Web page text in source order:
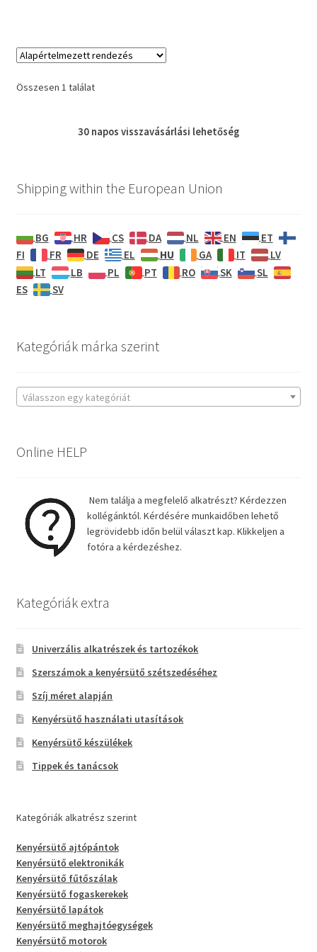
Összesen 1 találat
30 napos visszavásárlási lehetőség
Shipping within the European Union
BG HR CS DA NL EN
ET
FI
FR DE EL HU GA IT
LV
LT
LB PL PT RO SK
SL
ES
SV
Kategóriák márka szerint
Válasszon egy kategóriát
Online HELP
Nem találja a megfelelő alkatrészt? Kérdezzen
kollégánktól. Kérdésére munkaidőben lehető
legrövidebb időn belül választ kap. Klikkeljen a
fotóra a kérdezéshez.
Kategóriák extra
Univerzális alkatrészek és tartozékok
Szerszámok a kenyérsütő szétszedéséhez
Szíj méret alapján
Kenyérsütő használati utasítások
Kenyérsütő készülékek
Tippek és tanácsok
Kategóriák alkatrész szerint
Kenyérsütő ajtópántok
Kenyérsütő elektronikák
Kenyérsütő fűtőszálak
Kenyérsütő fogaskerekek
Kenyérsütő lapátok
Kenyérsütő meghajtóegységek
Kenyérsütő motorok